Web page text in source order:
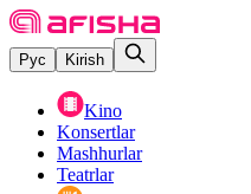
Рус Kirish
Kino
Konsertlar
Mashhurlar
Teatrlar